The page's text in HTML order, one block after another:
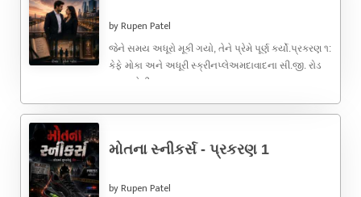
by Rupen Patel
જેને સમય અધૂરો મૂકી ગયો, તેને પ્રેમે પૂર્ણ કર્યો.પ્રકરણ ૧:
કેફે મોકા અને અધૂરી સ્ક્રીનપ્લેઅમદાવાદના સી.જી. રોડ
પર આવેલી ...
મોતના સ્નીકર્સ - પ્રકરણ 1
by Rupen Patel